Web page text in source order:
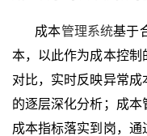
成本管理系统基于
本，以此作为成本控制
对比，实时反映异常
的逐层深化分析；成
成本指标落实到岗，